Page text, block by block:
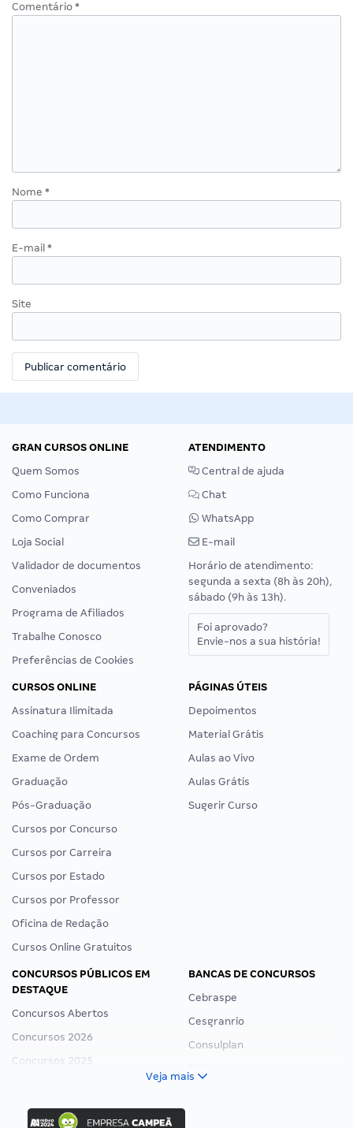
Comentário *
Nome *
E-mail *
Site
GRAN CURSOS ONLINE
Quem Somos
Como Funciona
Como Comprar
Loja Social
Validador de documentos
Conveniados
Programa de Afiliados
Trabalhe Conosco
Preferências de Cookies
ATENDIMENTO
Central de ajuda
Chat
WhatsApp
E-mail
Horário de atendimento:
segunda a sexta (8h às 20h),
sábado (9h às 13h).
Foi aprovado?
Envie-nos a sua história!
CURSOS ONLINE
Assinatura Ilimitada
Coaching para Concursos
Exame de Ordem
Graduação
Pós-Graduação
Cursos por Concurso
Cursos por Carreira
Cursos por Estado
Cursos por Professor
Oficina de Redação
Cursos Online Gratuitos
PÁGINAS ÚTEIS
Depoimentos
Material Grátis
Aulas ao Vivo
Aulas Grátis
Sugerir Curso
CONCURSOS PÚBLICOS EM
DESTAQUE
Concursos Abertos
Concursos 2026
Concursos 2025
Concurso Ibama
BANCAS DE CONCURSOS
Cebraspe
Cesgranrio
Consulplan
Veja mais